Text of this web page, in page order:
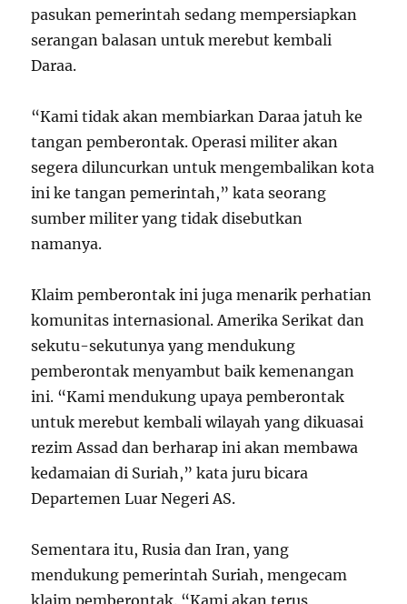
pasukan pemerintah sedang mempersiapkan
serangan balasan untuk merebut kembali
Daraa.
“Kami tidak akan membiarkan Daraa jatuh ke
tangan pemberontak. Operasi militer akan
segera diluncurkan untuk mengembalikan kota
ini ke tangan pemerintah,” kata seorang
sumber militer yang tidak disebutkan
namanya.
Klaim pemberontak ini juga menarik perhatian
komunitas internasional. Amerika Serikat dan
sekutu-sekutunya yang mendukung
pemberontak menyambut baik kemenangan
ini. “Kami mendukung upaya pemberontak
untuk merebut kembali wilayah yang dikuasai
rezim Assad dan berharap ini akan membawa
kedamaian di Suriah,” kata juru bicara
Departemen Luar Negeri AS.
Sementara itu, Rusia dan Iran, yang
mendukung pemerintah Suriah, mengecam